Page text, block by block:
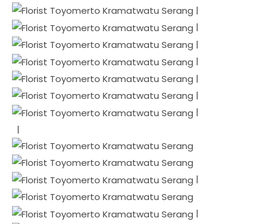
|
|
|
|
|
|
|
|
|
|